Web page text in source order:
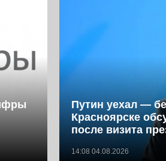
Путин уехал —
Красноярске
после визита
14:08 04.08.2026